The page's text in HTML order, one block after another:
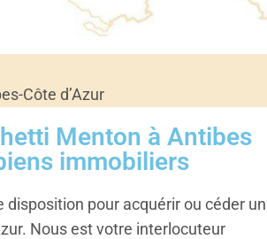
Côte d’Azur
Menton à Antibes
immobiliers
pour acquérir ou céder un
Nous est votre interlocuteur